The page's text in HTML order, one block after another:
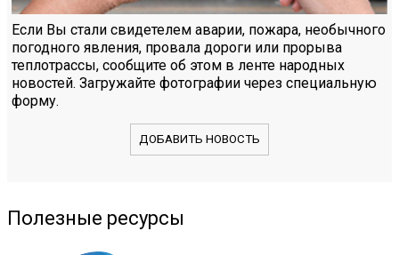
Если Вы стали свидетелем аварии, пожара, необычного
погодного явления, провала дороги или прорыва
теплотрассы, сообщите об этом в ленте народных
новостей. Загружайте фотографии через специальную
форму.
ДОБАВИТЬ НОВОСТЬ
Полезные ресурсы